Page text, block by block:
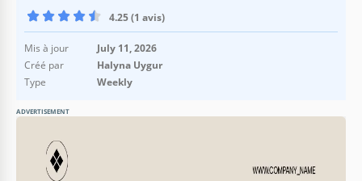
4.25 (1 avis)
Mis à jour
July 11, 2026
Créé par
Halyna Uygur
Type
Weekly
ADVERTISEMENT